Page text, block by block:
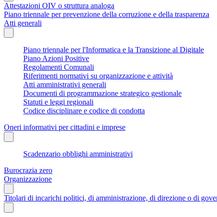
Attestazioni OIV o struttura analoga
Piano triennale per prevenzione della corruzione e della trasparenza
Atti generali
Piano triennale per l'Informatica e la Transizione al Digitale
Piano Azioni Positive
Regolamenti Comunali
Riferimenti normativi su organizzazione e attività
Atti amministrativi generali
Documenti di programmazione strategico gestionale
Statuti e leggi regionali
Codice disciplinare e codice di condotta
Oneri informativi per cittadini e imprese
Scadenzario obblighi amministrativi
Burocrazia zero
Organizzazione
Titolari di incarichi politici, di amministrazione, di direzione o di